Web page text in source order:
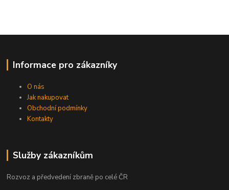
Informace pro zákazníky
O nás
Jak nakupovat
Obchodní podmínky
Kontakty
Služby zákazníkům
Rozvoz a předvedení zbraně po celé ČR